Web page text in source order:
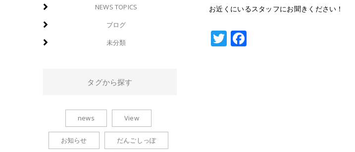
NEWS TOPICS
ブログ
未分類
タグから探す
news View
お知らせ だんごしっぽ
お近くにいるスタッフにお聞きください！
T